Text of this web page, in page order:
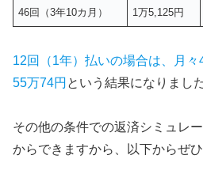
46回（3年10カ月） 1万5,125円
12回（1年）払いの場合は、月
55万74円 という結果になりました
その他の条件での返済シミュレ
からできますから、以下からぜひ